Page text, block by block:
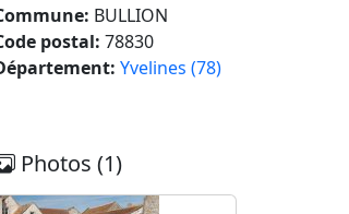
BULLION
postal: 78830
Yvelines (78)
Photos (1)